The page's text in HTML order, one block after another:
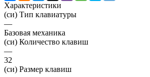
Характеристики
(си) Тип клавиатуры
—
Базовая механика
(си) Количество клавиш
—
32
(си) Размер клавиш